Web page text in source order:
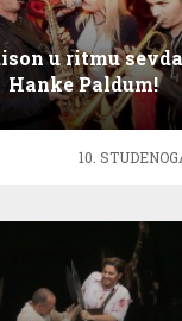
u ritmu
Hanke Paldum!
10.